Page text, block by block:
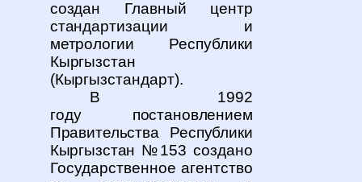
создан Главный центр
стандартизации и
метрологии Республики
Кыргызстан
(Кыргызстандарт).
В 1992
году постановлением
Правительства Республики
Кыргызстан №153 создано
Государственное агентство